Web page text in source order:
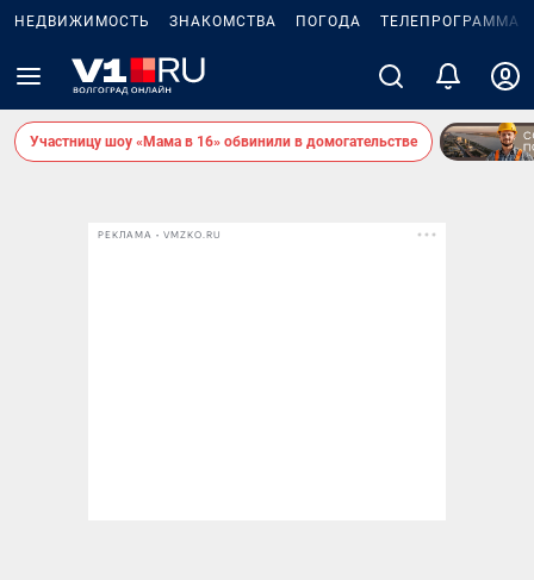
НЕДВИЖИМОСТЬ ЗНАКОМСТВА ПОГОДА ТЕЛЕПРОГРАММА
Участницу шоу «Мама в 16» обвинили в домогательстве
РЕКЛАМА • VMZKO.RU